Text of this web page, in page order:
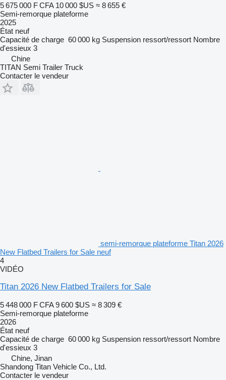
5 675 000 F CFA 10 000 $US ≈ 8 655 €
Semi-remorque plateforme
2025
État neuf
Capacité de charge 60 000 kg Suspension ressort/ressort Nombre
d'essieux 3
Chine
TITAN Semi Trailer Truck
Contacter le vendeur
semi-remorque plateforme Titan 2026
New Flatbed Trailers for Sale neuf
4
VIDÉO
Titan 2026 New Flatbed Trailers for Sale
5 448 000 F CFA 9 600 $US ≈ 8 309 €
Semi-remorque plateforme
2026
État neuf
Capacité de charge 60 000 kg Suspension ressort/ressort Nombre
d'essieux 3
Chine, Jinan
Shandong Titan Vehicle Co., Ltd.
Contacter le vendeur